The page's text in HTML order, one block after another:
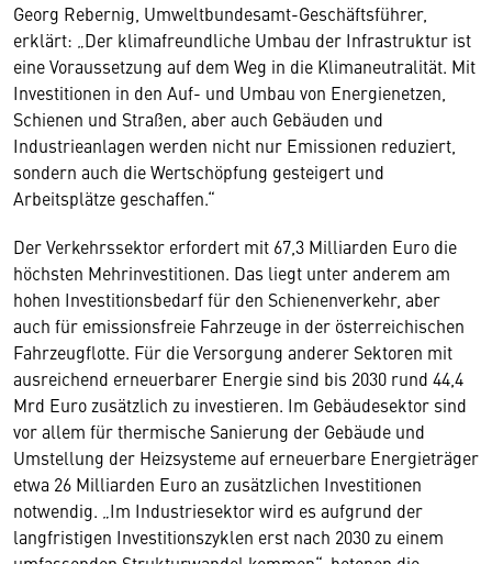
Georg Rebernig, Umweltbundesamt-Geschäftsführer,
erklärt: „Der klimafreundliche Umbau der Infrastruktur ist
eine Voraussetzung auf dem Weg in die Klimaneutralität. Mit
Investitionen in den Auf- und Umbau von Energienetzen,
Schienen und Straßen, aber auch Gebäuden und
Industrieanlagen werden nicht nur Emissionen reduziert,
sondern auch die Wertschöpfung gesteigert und
Arbeitsplätze geschaffen.“
Der Verkehrssektor erfordert mit 67,3 Milliarden Euro die
höchsten Mehrinvestitionen. Das liegt unter anderem am
hohen Investitionsbedarf für den Schienenverkehr, aber
auch für emissionsfreie Fahrzeuge in der österreichischen
Fahrzeugflotte. Für die Versorgung anderer Sektoren mit
ausreichend erneuerbarer Energie sind bis 2030 rund 44,4
Mrd Euro zusätzlich zu investieren. Im Gebäudesektor sind
vor allem für thermische Sanierung der Gebäude und
Umstellung der Heizsysteme auf erneuerbare Energieträger
etwa 26 Milliarden Euro an zusätzlichen Investitionen
notwendig. „Im Industriesektor wird es aufgrund der
langfristigen Investitionszyklen erst nach 2030 zu einem